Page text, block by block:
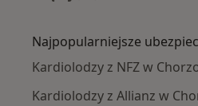
Najpopularniejsze
Kardiolodzy z NFZ w
Kardiolodzy z Allianz w